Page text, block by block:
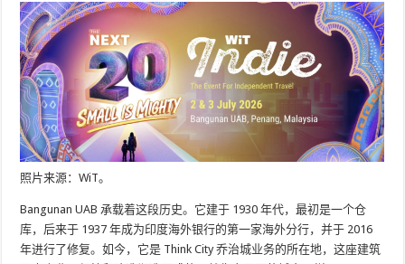
照片来源：WiT。
Bangunan UAB 承载着这段历史。它建于 1930 年代，最初是一个仓
库，后来于 1937 年成为印度海外银行的第一家海外分行，并于 2016
年进行了修复。如今，它是 Think City 乔治城业务的所在地，这座建筑